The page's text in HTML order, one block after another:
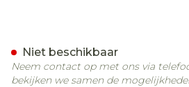
Niet beschikbaar
Neem contact op met ons via
bekijken we samen de